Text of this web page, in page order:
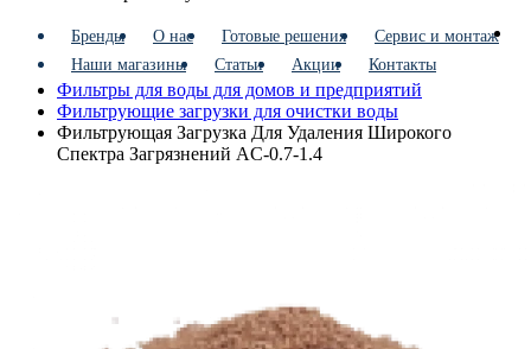
Бренды О нас Готовые решения
Сервис и монтаж
Наши магазины
Статьи Акции Контакты
Фильтры для воды для домов и предприятий
Фильтрующие загрузки для очистки воды
Фильтрующая Загрузка Для Удаления Широкого
Спектра Загрязнений AC-0.7-1.4